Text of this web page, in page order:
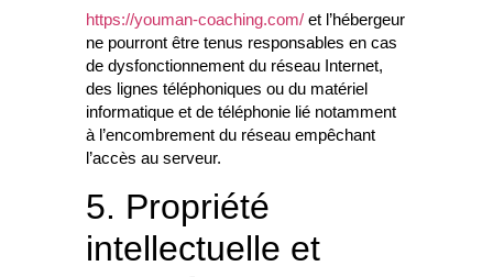
https://youman-coaching.com/ et l’hébergeur
ne pourront être tenus responsables en cas
de dysfonctionnement du réseau Internet,
des lignes téléphoniques ou du matériel
informatique et de téléphonie lié notamment
à l’encombrement du réseau empêchant
l’accès au serveur.
5. Propriété
intellectuelle et